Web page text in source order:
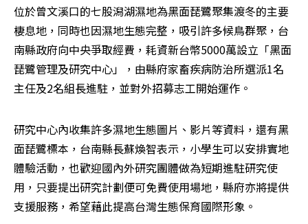
位於曾文溪口的七股潟湖濕地為黑面琵鷺聚集渡冬的主要
棲息地，同時也因濕地生態完整，吸引許多候鳥群聚，台
南縣政府向中央爭取經費，耗資新台幣5000萬設立「黑面
琵鷺管理及研究中心」，由縣府家畜疾病防治所選派1名
主任及2名組長進駐，並對外招募志工開始運作。
研究中心內收集許多濕地生態圖片、影片等資料，還有黑
面琵鷺標本，台南縣長蘇煥智表示，小學生可以安排實地
體驗活動，也歡迎國內外研究團體做為短期進駐研究使
用，只要提出研究計劃便可免費使用場地，縣府亦將提供
支援服務，希望藉此提高台灣生態保育國際形象。